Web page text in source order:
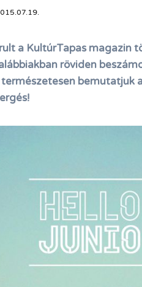
a KultúrTapas magazin
röviden
bemutatjuk